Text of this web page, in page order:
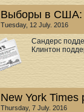
Выборы в США:
Tuesday, 12 July. 2016
Сандерс
Клинтон
New York
Thursday, 7 July. 2016